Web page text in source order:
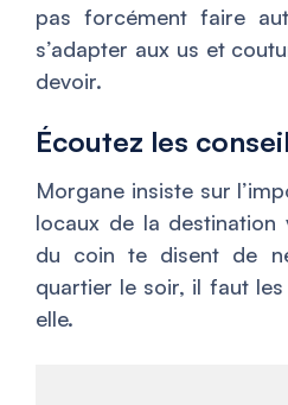
pas forcément faire
s’adapter aux us et
devoir.
Écoutez les
Morgane insiste sur
locaux de la destination
du coin te disent de
quartier le soir, il faut
elle.